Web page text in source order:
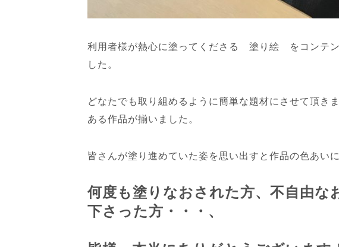
利用者様が熱心に塗ってくださる 塗り絵 をコンテン
した。
どなたでも取り組めるように簡単な題材にさせて頂き
ある作品が揃いました。
皆さんが塗り進めていた姿を思い出すと作品の色あい
何度も塗りなおされた方、不自由な
下さった方・・・、